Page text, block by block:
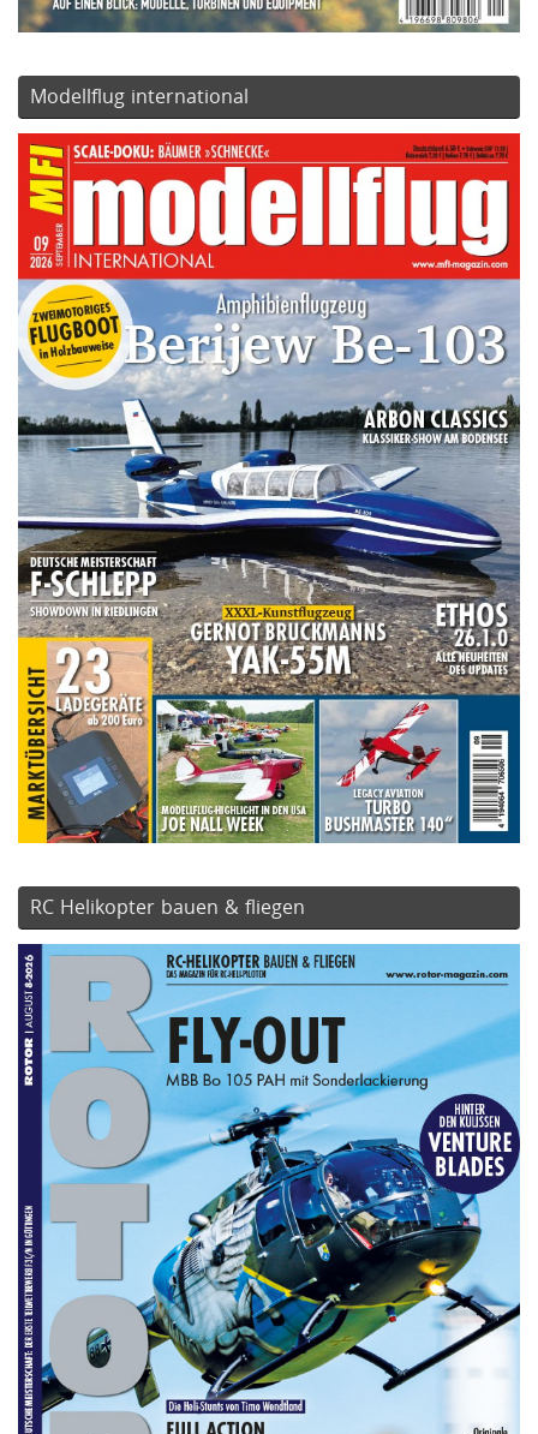
Modellflug international
RC Helikopter bauen & fliegen